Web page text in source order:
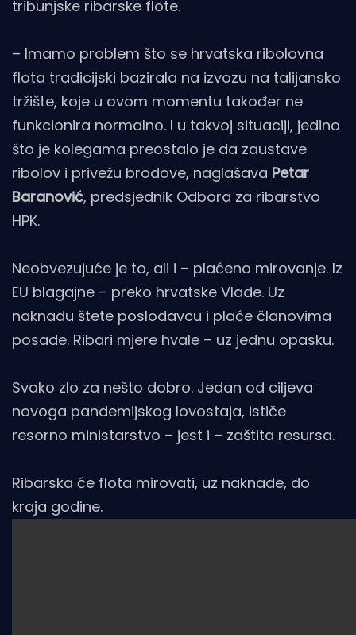
tribunjske ribarske flote.
– Imamo problem što se hrvatska ribolovna
flota tradicijski bazirala na izvozu na talijansko
tržište, koje u ovom momentu također ne
funkcionira normalno. I u takvoj situaciji, jedino
što je kolegama preostalo je da zaustave
ribolov i privežu brodove, naglašava Petar
Baranović, predsjednik Odbora za ribarstvo
HPK.
Neobvezujuće je to, ali i – plaćeno mirovanje. Iz
EU blagajne – preko hrvatske Vlade. Uz
naknadu štete poslodavcu i plaće članovima
posade. Ribari mjere hvale – uz jednu opasku.
Svako zlo za nešto dobro. Jedan od ciljeva
novoga pandemijskog lovostaja, ističe
resorno ministarstvo – jest i – zaštita resursa.
Ribarska će flota mirovati, uz naknade, do
kraja godine.